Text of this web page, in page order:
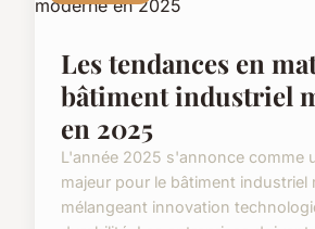
Les tendances en
bâtiment industriel
en 2025
L'année 2025 s'annonce comme
majeur pour le bâtiment industriel
mélangeant innovation